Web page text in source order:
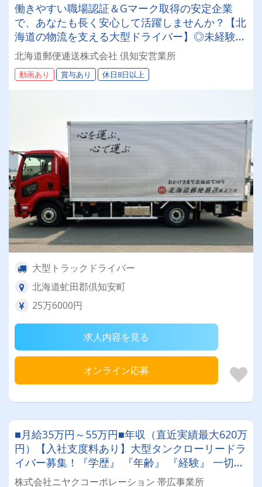
働きやすい職場認証＆Gマーク取得の安定企業
で、あなたも長く安心して活躍しませんか？【北
海道の物流を支える大型ドライバー】◎未経験歓
迎◎残業月平均8～9時間◎賞与年3回（昨年度実
績：計4.05ヶ月分）◎カゴ台車メイン
北海道郵便逓送株式会社 倶知安営業所
動画あり 賞与あり 休日8日以上
大型トラックドライバー
北海道虻田郡倶知安町
25万6000円
求人内容を見る
オンライン応募
■月給35万円～55万円■年収（直近実績最大620万
円）【入社支度料あり】大型タンクローリードラ
イバー募集！『学歴』 『年齢』 『経験』 一切不
問◎男女問わず活躍できる環境です。
株式会社ニヤクコーポレーション 帯広事業所